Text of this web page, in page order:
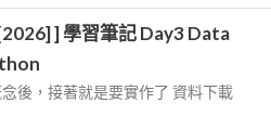
] 學習筆記 Day3 Data
後，接著就是要實作了 資料下載